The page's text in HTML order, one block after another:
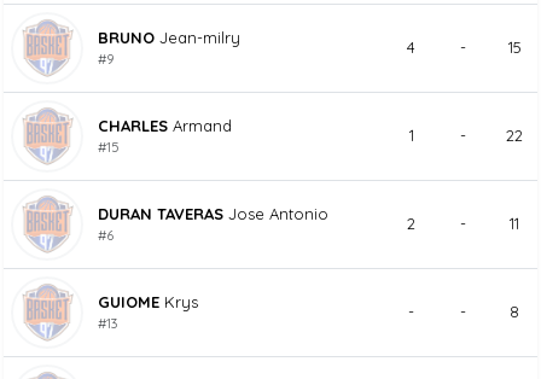
BRUNO Jean-milry
#9
4 - 15
CHARLES Armand
#15
1 - 22
DURAN TAVERAS Jose Antonio
#6
2 - 11
GUIOME Krys
#13
- - 8